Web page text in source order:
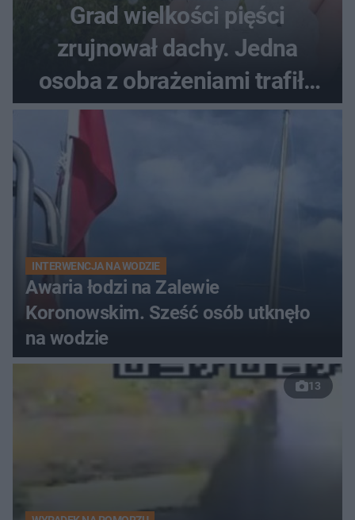
Grad wielkości pięści
zrujnował dachy. Jedna
osoba z obrażeniami trafiła
do szpitala
INTERWENCJA NA WODZIE
Awaria łodzi na Zalewie
Koronowskim. Sześć osób utknęło
na wodzie
13